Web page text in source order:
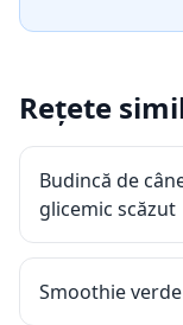
Rețete
Budincă de
glicemic scăzut
Smoothie